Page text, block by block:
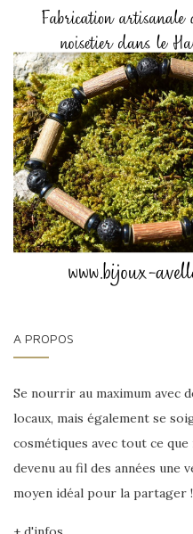
A PROPOS
Se nourrir au maximum avec
locaux, mais également se
cosmétiques avec tout ce
devenu au fil des années une
moyen idéal pour la partager !